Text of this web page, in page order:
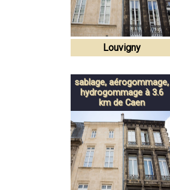
Louvigny
sablage, aérogommage,
hydrogommage à 3.6
km de Caen